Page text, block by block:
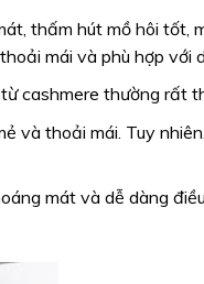
thấm hút mồ hôi tốt,
mái và phù hợp với
cashmere thường rất
và thoải mái. Tuy
mát và dễ dàng